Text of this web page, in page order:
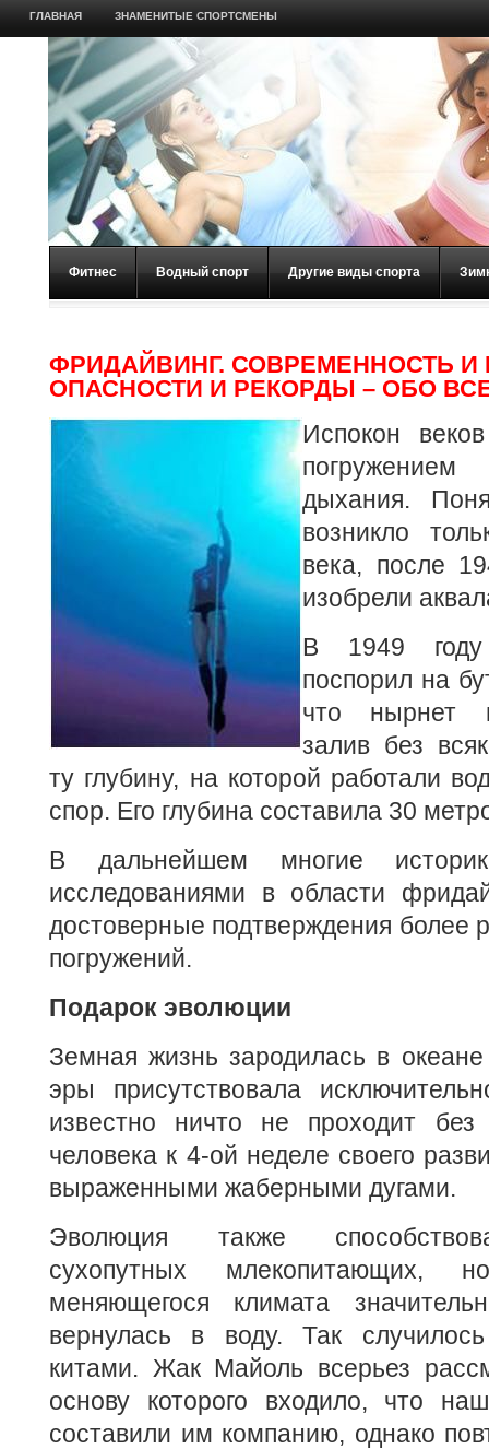
ГЛАВНАЯ ЗНАМЕНИТЫЕ СПОРТСМЕНЫ
Фитнес Водный спорт Другие виды спорта
ФРИДАЙВИНГ. СОВРЕМЕННОСТЬ И
ОПАСНОСТИ И РЕКОРДЫ – ОБО
Испокон
дыхания.
возникло
века, после
изобрели
В 1949
поспорил на
что нырнет
залив без
ту глубину, на которой работали
спор. Его глубина составила 30
В дальнейшем многие
исследованиями в области
достоверные подтверждения более
погружений.
Подарок эволюции
Земная жизнь зародилась в
эры присутствовала
известно ничто не проходит
человека к 4-ой неделе своего
выраженными жаберными дугами.
Эволюция также
сухопутных млекопитающих,
меняющегося климата
вернулась в воду. Так
китами. Жак Майоль всерьез
основу которого входило, что
составили им компанию, однако